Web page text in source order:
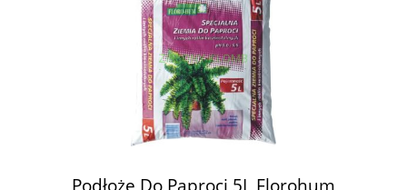
Podłoże Do Paproci 5L Florohum